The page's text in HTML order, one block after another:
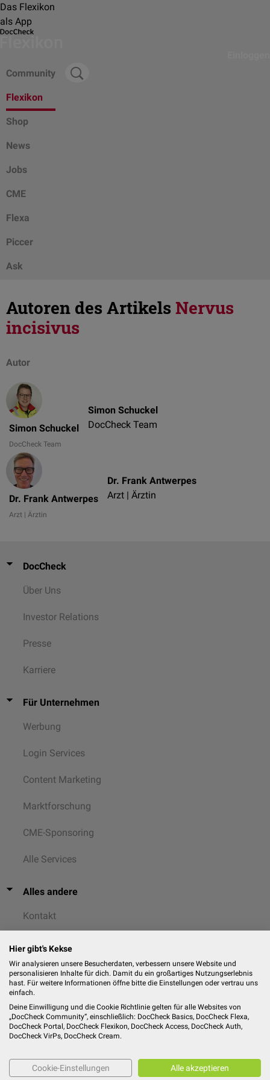
Das Flexikon
als App
Community
Flexikon
Shop
News
Jobs
CME
Flexa
Piccer
Ask
Autoren des Artikels Nervus
incisivus
Autor
Simon Schuckel
DocCheck Team
Simon Schuckel
DocCheck Team
Dr. Frank Antwerpes
Arzt | Ärztin
Dr. Frank Antwerpes
Arzt | Ärztin
DocCheck
Über Uns
Investor Relations
Presse
Karriere
Für Unternehmen
Werbung
Login Services
Content Marketing
Marktforschung
CME-Sponsoring
Alle Services
Alles andere
Kontakt
AGB
Datenschutz
Cookies
Impressum
© 2026DocCheck Community GmbH
Hier gibt's Kekse
Wir analysieren unsere Besucherdaten, verbessern unsere Website und
personalisieren Inhalte für dich. Damit du ein großartiges Nutzungserlebnis
hast. Für weitere Informationen öffne bitte die Einstellungen oder vertrau uns
einfach.
Deine Einwilligung und die Cookie Richtlinie gelten für alle Websites von
„DocCheck Community“, einschließlich: DocCheck Basics, DocCheck Flexa,
DocCheck Portal, DocCheck Flexikon, DocCheck Access, DocCheck Auth,
DocCheck VirPs, DocCheck Cream.
Cookie-Einstellungen Alle akzeptieren